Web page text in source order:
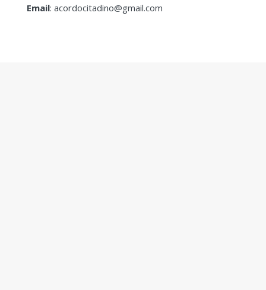
Email: acordocitadino@gmail.com